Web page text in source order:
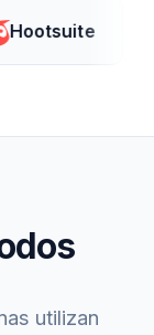
utilizan